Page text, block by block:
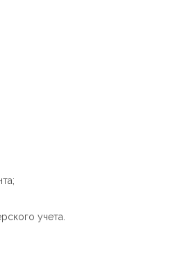
учета.